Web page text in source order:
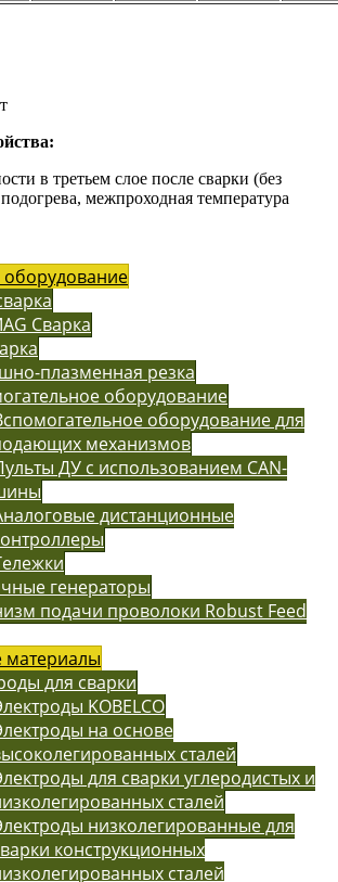
в третьем слое после сварки (без
межпроходная температура
Сварка
плазменная резка
оборудование
оборудование для
механизмов
ДУ с использованием CAN-
дистанционные
генераторы
подачи проволоки Robust Feed
для сварки
KOBELCO
на основе
сталей
для сварки углеродистых и
сталей
низколегированные для
конструкционных
сталей